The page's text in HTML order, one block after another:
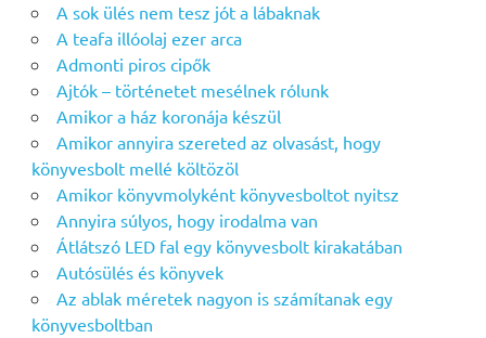
A sok ülés nem tesz jót a lábaknak
A teafa illóolaj ezer arca
Admonti piros cipők
Ajtók – történetet mesélnek rólunk
Amikor a ház koronája készül
Amikor annyira szereted az olvasást, hogy
könyvesbolt mellé költözöl
Amikor könyvmolyként könyvesboltot nyitsz
Annyira súlyos, hogy irodalma van
Átlátszó LED fal egy könyvesbolt kirakatában
Autósülés és könyvek
Az ablak méretek nagyon is számítanak egy
könyvesboltban